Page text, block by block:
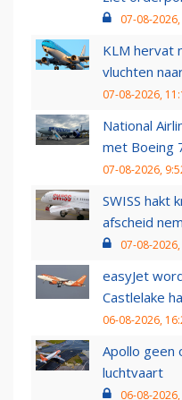
07-08-
KLM hervat
vluchten
07-08-2026,
National
met Boeing
07-08-2026,
SWISS hakt
afscheid
07-08-
easyJet
Castlelake
06-08-2026,
Apollo geen
luchtvaart
06-08-